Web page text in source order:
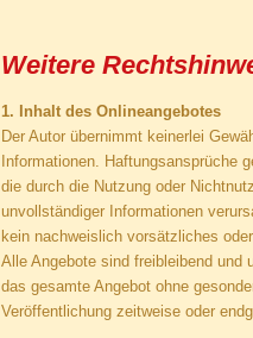
Weitere
1. Inhalt des Onlineangebotes
Der Autor übernimmt keinerlei
Informationen. Haftungsansprüche
die durch die Nutzung oder
unvollständiger Informationen
kein nachweislich vorsätzliches
Alle Angebote sind freibleibend und
das gesamte Angebot ohne
Veröffentlichung zeitweise oder